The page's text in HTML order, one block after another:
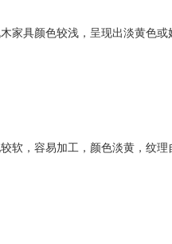
家具颜色较浅，呈现出淡黄色
软，容易加工，颜色淡黄，纹